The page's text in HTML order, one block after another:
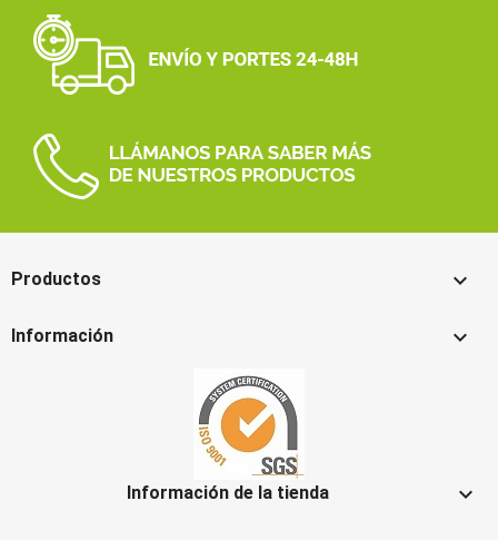
Productos 
Información 
Información de la tienda 